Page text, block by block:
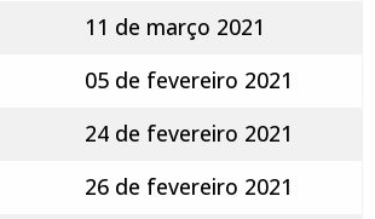
11 de março 2021
05 de fevereiro 2021
24 de fevereiro 2021
26 de fevereiro 2021